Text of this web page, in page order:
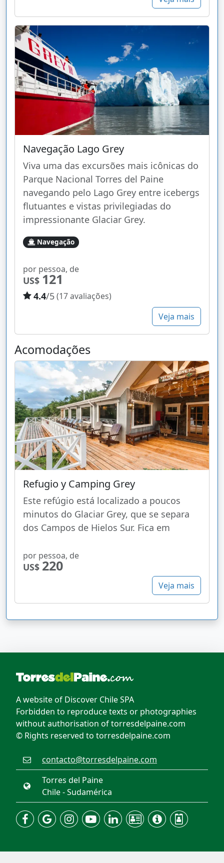
Navegação Lago Grey
Viva uma das excursões mais icônicas do
Parque Nacional Torres del Paine
navegando pelo Lago Grey entre icebergs
flutuantes e vistas privilegiadas do
impressionante Glaciar Grey.
Navegação
por pessoa, de
US$ 121
4.4/5(17 avaliações)
Veja mais
Acomodações
Refugio y Camping Grey
Este refúgio está localizado a poucos
minutos do Glaciar Grey, que se separa
dos Campos de Hielos Sur. Fica em
por pessoa, de
US$ 220
Veja mais
A website of Discover Chile SPA
Forbidden to reproduce texts or photographies
without authorisation of torresdelpaine.com
© Rights reserved to torresdelpaine.com
contacto@torresdelpaine.com
Torres del Paine
Chile - Sudamérica